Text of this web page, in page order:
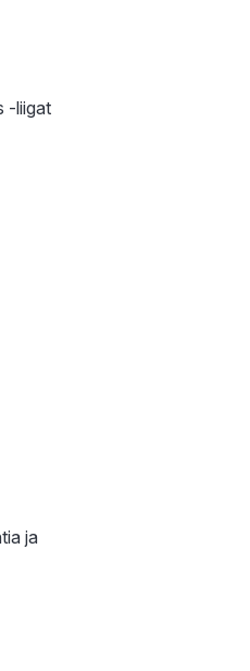
-liigat
ja